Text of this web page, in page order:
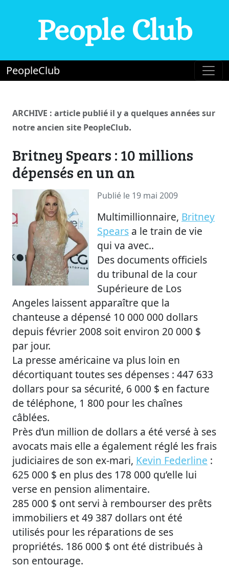
People Club
PeopleClub
ARCHIVE : article publié il y a quelques années sur
notre ancien site PeopleClub.
Britney Spears : 10 millions
dépensés en un an
Publié le 19 mai 2009
Multimillionnaire, Britney
Spears a le train de vie
qui va avec..
Des documents officiels
du tribunal de la cour
Supérieure de Los
Angeles laissent apparaître que la
chanteuse a dépensé 10 000 000 dollars
depuis février 2008 soit environ 20 000 $
par jour.
La presse américaine va plus loin en
décortiquant toutes ses dépenses : 447 633
dollars pour sa sécurité, 6 000 $ en facture
de téléphone, 1 800 pour les chaînes
câblées.
Près d’un million de dollars a été versé à ses
avocats mais elle a également réglé les frais
judiciaires de son ex-mari, Kevin Federline :
625 000 $ en plus des 178 000 qu’elle lui
verse en pension alimentaire.
285 000 $ ont servi à rembourser des prêts
immobiliers et 49 387 dollars ont été
utilisés pour les réparations de ses
propriétés. 186 000 $ ont été distribués à
son entourage.